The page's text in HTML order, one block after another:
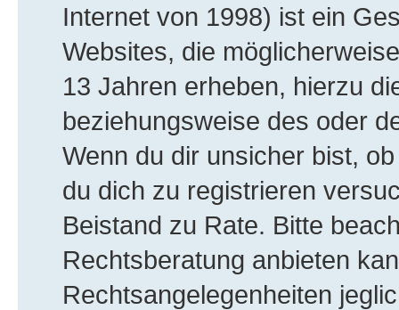
Internet von 1998) ist ein
Websites, die
13 Jahren erheben, hierzu
beziehungsweise des oder
Wenn du dir unsicher bist,
du dich zu registrieren
Beistand zu Rate. Bitte
Rechtsberatung anbieten
Rechtsangelegenheiten